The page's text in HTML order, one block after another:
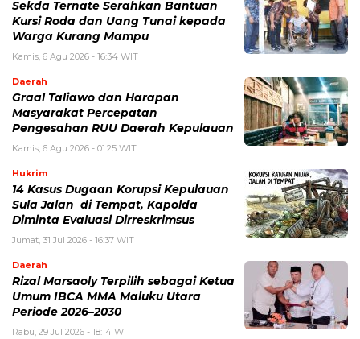
Sekda Ternate Serahkan Bantuan
Kursi Roda dan Uang Tunai kepada
Warga Kurang Mampu
Kamis, 6 Agu 2026 - 16:34 WIT
Daerah
Graal Taliawo dan Harapan
Masyarakat Percepatan
Pengesahan RUU Daerah Kepulauan
Kamis, 6 Agu 2026 - 01:25 WIT
Hukrim
14 Kasus Dugaan Korupsi Kepulauan
Sula Jalan di Tempat, Kapolda
Diminta Evaluasi Dirreskrimsus
Jumat, 31 Jul 2026 - 16:37 WIT
Daerah
Rizal Marsaoly Terpilih sebagai Ketua
Umum IBCA MMA Maluku Utara
Periode 2026–2030
Rabu, 29 Jul 2026 - 18:14 WIT